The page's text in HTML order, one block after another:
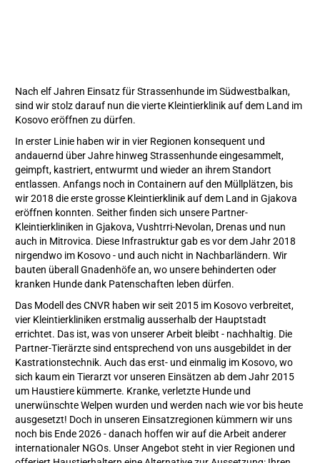
Nach elf Jahren Einsatz für Strassenhunde im Südwestbalkan,
sind wir stolz darauf nun die vierte Kleintierklinik auf dem Land im
Kosovo eröffnen zu dürfen.
In erster Linie haben wir in vier Regionen konsequent und
andauernd über Jahre hinweg Strassenhunde eingesammelt,
geimpft, kastriert, entwurmt und wieder an ihrem Standort
entlassen. Anfangs noch in Containern auf den Müllplätzen, bis
wir 2018 die erste grosse Kleintierklinik auf dem Land in Gjakova
eröffnen konnten. Seither finden sich unsere Partner-
Kleintierkliniken in Gjakova, Vushtrri-Nevolan, Drenas und nun
auch in Mitrovica. Diese Infrastruktur gab es vor dem Jahr 2018
nirgendwo im Kosovo - und auch nicht in Nachbarländern. Wir
bauten überall Gnadenhöfe an, wo unsere behinderten oder
kranken Hunde dank Patenschaften leben dürfen.
Das Modell des CNVR haben wir seit 2015 im Kosovo verbreitet,
vier Kleintierkliniken erstmalig ausserhalb der Hauptstadt
errichtet. Das ist, was von unserer Arbeit bleibt - nachhaltig. Die
Partner-Tierärzte sind entsprechend von uns ausgebildet in der
Kastrationstechnik. Auch das erst- und einmalig im Kosovo, wo
sich kaum ein Tierarzt vor unseren Einsätzen ab dem Jahr 2015
um Haustiere kümmerte. Kranke, verletzte Hunde und
unerwünschte Welpen wurden und werden nach wie vor bis heute
ausgesetzt! Doch in unseren Einsatzregionen kümmern wir uns
noch bis Ende 2026 - danach hoffen wir auf die Arbeit anderer
internationaler NGOs. Unser Angebot steht in vier Regionen und